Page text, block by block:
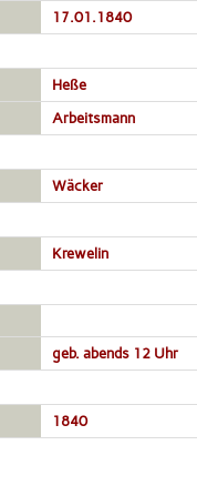
17.01.1840
Heße
Arbeitsmann
Wäcker
Krewelin
geb. abends 12 Uhr
1840